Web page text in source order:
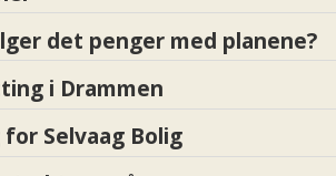
det penger med planene?
i Drammen
for Selvaag Bolig